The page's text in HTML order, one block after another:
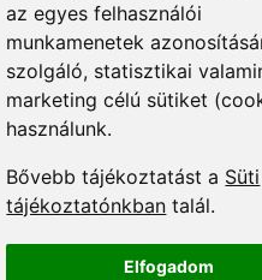
az egyes felhasználói
munkamenetek
szolgáló, statisztikai
marketing célú sütiket
használunk.
Bővebb tájékoztatást a Süti
tájékoztatónkban talál.
Elfogadom
+36 1 880 7600
info@mprx.hu
Impresszum